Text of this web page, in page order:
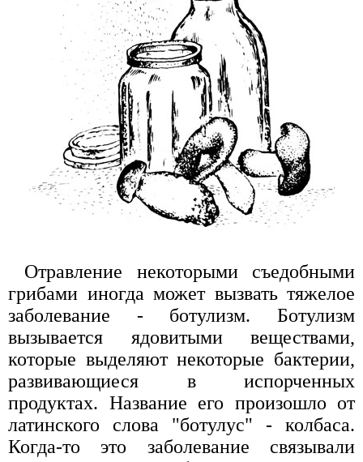
Отравление некоторыми съедобными
грибами иногда может вызвать тяжелое
заболевание - ботулизм. Ботулизм
вызывается ядовитыми веществами,
которые выделяют некоторые бактерии,
развивающиеся в испорченных
продуктах. Название его произошло от
латинского слова "ботулус" - колбаса.
Когда-то это заболевание связывали